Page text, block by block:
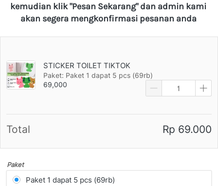
kemudian klik "Pesan Sekarang" dan admin kami
akan segera mengkonfirmasi pesanan anda
Paket
Paket 1 dapat 5 pcs (69rb)
STICKER TOILET TIKTOK
Paket: Paket 1 dapat 5 pcs (69rb)
69,000
Total Rp 69.000